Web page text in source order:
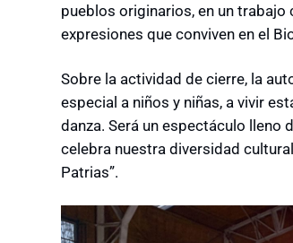
pueblos originarios, en un
expresiones que conviven en el
Sobre la actividad de cierre, la
especial a niños y niñas, a vivir
danza. Será un espectáculo lleno
celebra nuestra diversidad
Patrias”.